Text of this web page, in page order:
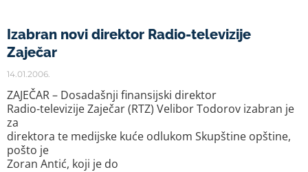
Izabran novi direktor Radio-televizije
Zaječar
14.01.2006.
ZAJEČAR – Dosadašnji finansijski direktor
Radio-televizije Zaječar (RTZ) Velibor Todorov izabran je
za
direktora te medijske kuće odlukom Skupštine opštine,
pošto je
Zoran Antić, koji je do